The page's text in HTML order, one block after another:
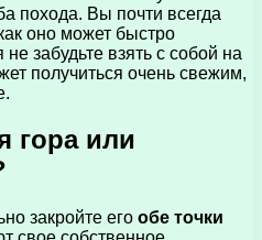
похода. Вы почти всегда
оно может быстро
забудьте взять с собой на
получиться очень свежим,
гора или
закройте его обе точки